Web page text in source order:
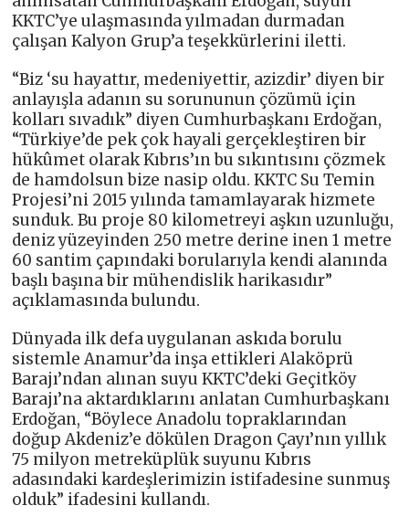
KKTC’ye ulaşmasında yılmadan durmadan
çalışan Kalyon Grup’a teşekkürlerini iletti.
“Biz ‘su hayattır, medeniyettir, azizdir’ diyen bir
anlayışla adanın su sorununun çözümü için
kolları sıvadık” diyen Cumhurbaşkanı Erdoğan,
“Türkiye’de pek çok hayali gerçekleştiren bir
hükûmet olarak Kıbrıs’ın bu sıkıntısını çözmek
de hamdolsun bize nasip oldu. KKTC Su Temin
Projesi’ni 2015 yılında tamamlayarak hizmete
sunduk. Bu proje 80 kilometreyi aşkın uzunluğu,
deniz yüzeyinden 250 metre derine inen 1 metre
60 santim çapındaki borularıyla kendi alanında
başlı başına bir mühendislik harikasıdır”
açıklamasında bulundu.
Dünyada ilk defa uygulanan askıda borulu
sistemle Anamur’da inşa ettikleri Alaköprü
Barajı’ndan alınan suyu KKTC’deki Geçitköy
Barajı’na aktardıklarını anlatan Cumhurbaşkanı
Erdoğan, “Böylece Anadolu topraklarından
doğup Akdeniz’e dökülen Dragon Çayı’nın yıllık
75 milyon metreküplük suyunu Kıbrıs
adasındaki kardeşlerimizin istifadesine sunmuş
olduk” ifadesini kullandı.